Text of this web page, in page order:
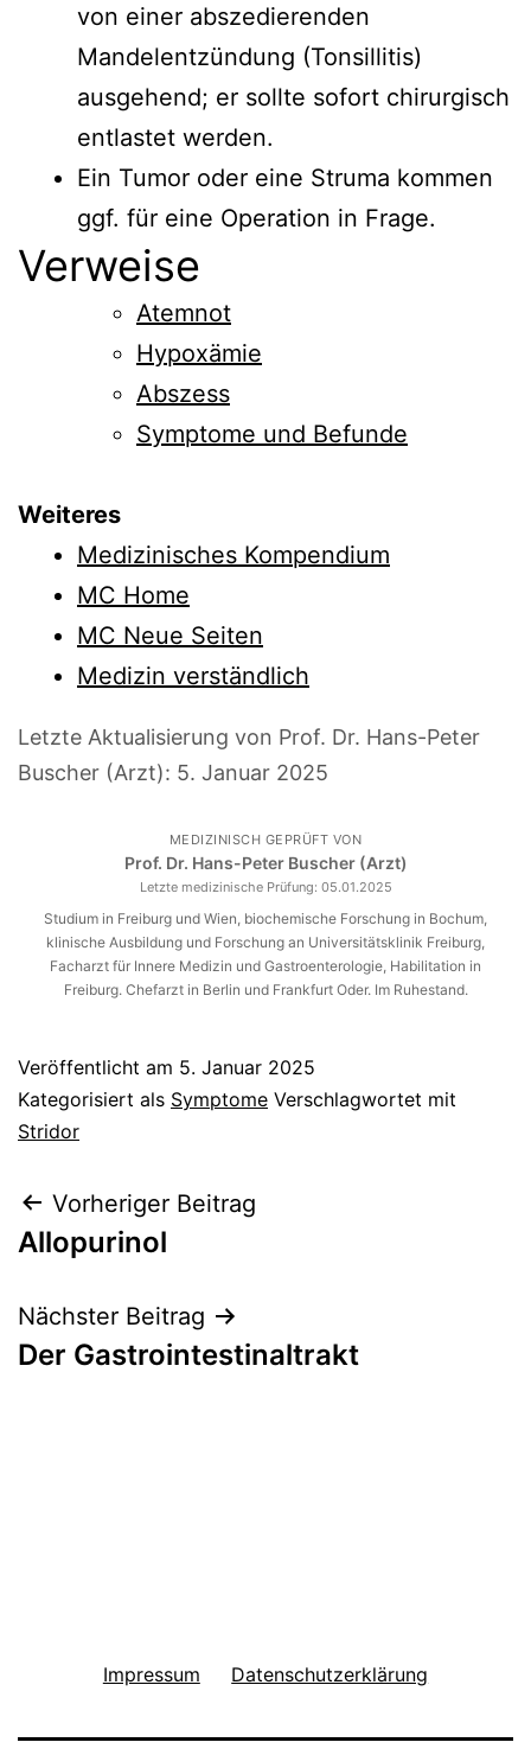
von einer abszedierenden
Mandelentzündung (Tonsillitis)
ausgehend; er sollte sofort chirurgisch
entlastet werden.
Ein Tumor oder eine Struma kommen
ggf. für eine Operation in Frage.
Verweise
Atemnot
Hypoxämie
Abszess
Symptome und Befunde
Weiteres
Medizinisches Kompendium
MC Home
MC Neue Seiten
Medizin verständlich
Letzte Aktualisierung von Prof. Dr. Hans-Peter
Buscher (Arzt): 5. Januar 2025
MEDIZINISCH GEPRÜFT VON
Prof. Dr. Hans-Peter Buscher (Arzt)
Letzte medizinische Prüfung: 05.01.2025
Studium in Freiburg und Wien, biochemische Forschung in Bochum,
klinische Ausbildung und Forschung an Universitätsklinik Freiburg,
Facharzt für Innere Medizin und Gastroenterologie, Habilitation in
Freiburg. Chefarzt in Berlin und Frankfurt Oder. Im Ruhestand.
Veröffentlicht am 5. Januar 2025
Kategorisiert als Symptome Verschlagwortet mit
Stridor
Beitragsnavigation
Vorheriger Beitrag
Allopurinol
Nächster Beitrag
Der Gastrointestinaltrakt
Impressum Datenschutzerklärung